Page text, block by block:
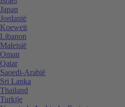
Japan
Jordanië
Koeweit
Libanon
Maleisië
Oman
Qatar
Saoedi-Arabië
Sri Lanka
Thailand
Turkije